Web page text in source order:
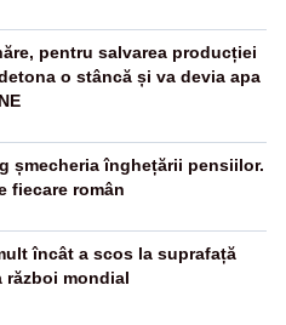
pentru salvarea producției
o stâncă și va devia apa
șmecheria înghețării pensiilor.
fiecare român
încât a scos la suprafață
război mondial